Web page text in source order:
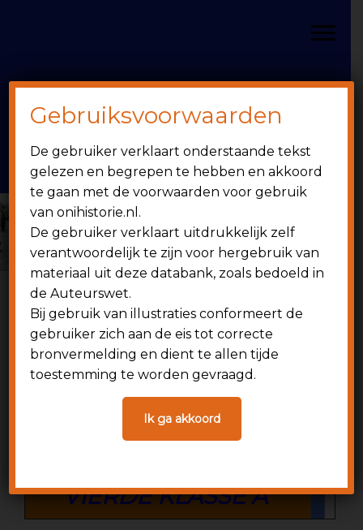
inhoud
sidebar
Rechts
onihistorie.nl
1949 - heden
6 juni 1978
Wedstrijdverslagen
SEIZOEN 1978-1979
WEDSTRIJDVERSLAGEN
VIERDE KLASSE A
Gebruiksvoorwaarden
De gebruiker verklaart onderstaande tekst
gelezen en begrepen te hebben en akkoord
te gaan met de voorwaarden voor gebruik
van onihistorie.nl.
De gebruiker verklaart uitdrukkelijk zelf
verantwoordelijk te zijn voor hergebruik van
materiaal uit deze databank, zoals bedoeld in
de Auteurswet.
Bij gebruik van illustraties conformeert de
gebruiker zich aan de eis tot correcte
bronvermelding en dient te allen tijde
toestemming te worden gevraagd.
Ik ga akkoord